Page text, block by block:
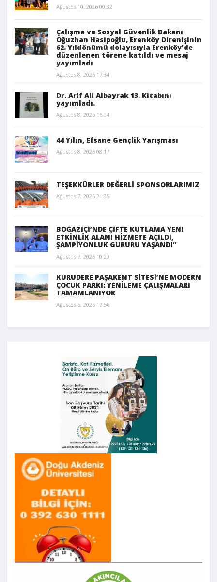
Ağustos 10, 2026 00:32
Çalışma ve Sosyal Güvenlik Bakanı
Oğuzhan Hasipoğlu, Erenköy Direnişinin
62. Yıldönümü dolayısıyla Erenköy’de
düzenlenen törene katıldı ve mesaj
yayımladı
Ağustos 8, 2026 17:34
Dr. Arif Ali Albayrak 13. Kitabını
yayımladı.
Ağustos 8, 2026 16:04
44 Yılın, Efsane Gençlik Yarışması
Ağustos 8, 2026 08:17
TEŞEKKÜRLER DEĞERLİ SPONSORLARIMIZ
Ağustos 7, 2026 21:35
BOĞAZİÇİ’NDE ÇİFTE KUTLAMA YENİ
ETKİNLİK ALANI HİZMETE AÇILDI,
ŞAMPİYONLUK GURURU YAŞANDI”
Ağustos 7, 2026 10:20
KURUDERE PAŞAKENT SİTESİ’NE MODERN
ÇOCUK PARKI: YENİLEME ÇALIŞMALARI
TAMAMLANIYOR
Ağustos 5, 2026 17:56